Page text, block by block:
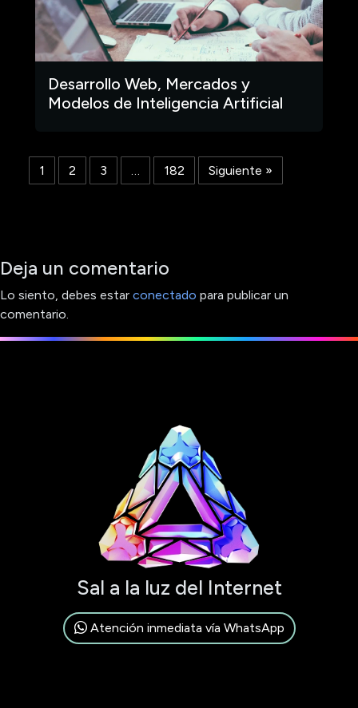
Desarrollo Web, Mercados y
Modelos de Inteligencia Artificial
1 2 3 … 182 Siguiente »
Deja un comentario
Lo siento, debes estar conectado para publicar un
comentario.
Sal a la luz del Internet
Atención inmediata vía WhatsApp